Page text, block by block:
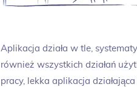
Aplikacja działa w tle,
również wszystkich działań
pracy, lekka aplikacja